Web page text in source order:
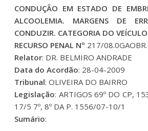
CONDUÇÃO EM ESTADO DE
ALCOOLEMIA. MARGENS DE
CONDUZIR. CATEGORIA DO VEÍCULO
RECURSO PENAL Nº 217/
Relator: DR. BELMIRO ANDRADE
Data do Acordão: 28-04-2009
Tribunal: OLIVEIRA DO BAIRRO
Legislação: ARTIGOS 69º DO CP,
17/5 7º, 8º DA P. 1556/07-10/1
Sumário: